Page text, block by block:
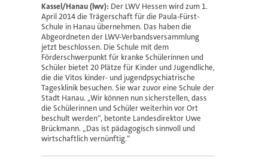
Kassel/Hanau (lwv): Der LWV Hessen wird zum 1.
April 2014 die Trägerschaft für die Paula-Fürst-
Schule in Hanau übernehmen. Das haben die
Abgeordneten der LWV-Verbandsversammlung
jetzt beschlossen. Die Schule mit dem
Förderschwerpunkt für kranke Schülerinnen und
Schüler bietet 20 Plätze für Kinder und Jugendliche,
die die Vitos kinder- und jugendpsychiatrische
Tagesklinik besuchen. Sie war zuvor eine Schule der
Stadt Hanau. „Wir können nun sicherstellen, dass
die Schülerinnen und Schüler weiterhin vor Ort
beschult werden“, betonte Landesdirektor Uwe
Brückmann. „Das ist pädagogisch sinnvoll und
wirtschaftlich vernünftig.“